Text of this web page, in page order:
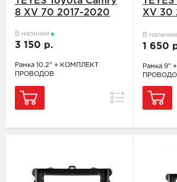
8 XV 70 2017-2020
В наличии
3 150 р.
Рамка 10.2" + КОМПЛЕКТ
ПРОВОДОВ
Сравнение
XV 30
В наличии
1 650
Рамка 9"